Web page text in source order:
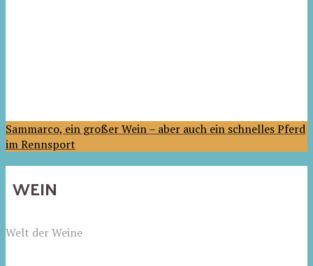
Sammarco, ein großer Wein – aber auch ein schnelles Pferd
im Rennsport
WEIN
Welt der Weine